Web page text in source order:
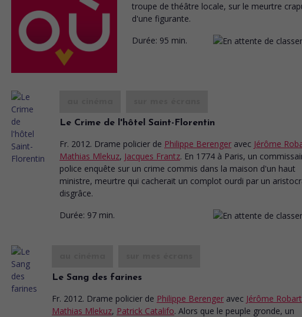
troupe de théâtre locale, sur le meurtre
d'une figurante.
Durée: 95 min.
Le Crime de l'hôtel Saint-Florentin
Fr. 2012. Drame policier de Philippe Berenger avec Jérôme
Mathias Mlekuz, Jacques Frantz. En 1774 à Paris, un
police enquête sur un crime commis dans la maison d'un haut
ministre, meurtre qui cacherait un complot ourdi par un
disgrâce.
Durée: 97 min.
Le Sang des farines
Fr. 2012. Drame policier de Philippe Berenger avec Jérôme Robart
Mathias Mlekuz, Patrick Catalifo. Alors que le peuple gronde, un